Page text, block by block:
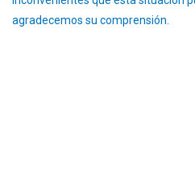
agradecemos su comprensión.